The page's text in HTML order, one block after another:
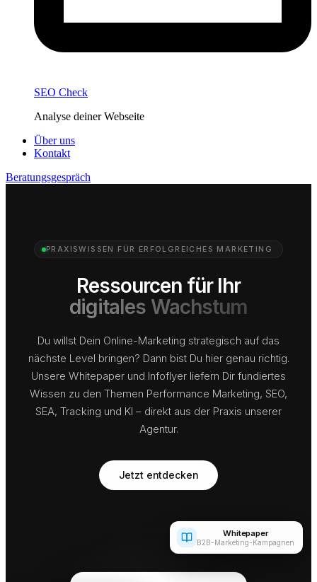
SEO Check
Analyse deiner Webseite
Über uns
Kontakt
Beratungsgespräch
PRAXISWISSEN FÜR ERFOLGREICHES MARKETING
Ressourcen für Ihr
digitales Wachstum
Du willst Dein Online-Marketing strategisch auf das
nächste Level bringen? Dann bist Du hier genau richtig.
Unsere Whitepaper und Infoflyer liefern Dir fundiertes
Wissen zu den Themen Performance Marketing, SEO,
SEA, Tracking und KI – direkt aus der Praxis unserer
Agentur.
Jetzt entdecken
Whitepaper
B2B-Marketing-Kampagnen